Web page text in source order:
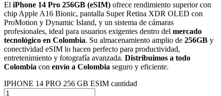
El iPhone 14 Pro 256GB (eSIM) ofrece rendimiento superior con
chip Apple A16 Bionic, pantalla Super Retina XDR OLED con
ProMotion y Dynamic Island, y un sistema de cámaras
profesionales, ideal para usuarios exigentes dentro del mercado
tecnológico en Colombia. Su almacenamiento amplio de 256GB y
conectividad eSIM lo hacen perfecto para productividad,
entretenimiento y fotografía avanzada. Distribuimos a todo
Colombia con envío a Colombia seguro y eficiente.
IPHONE 14 PRO 256 GB ESIM cantidad